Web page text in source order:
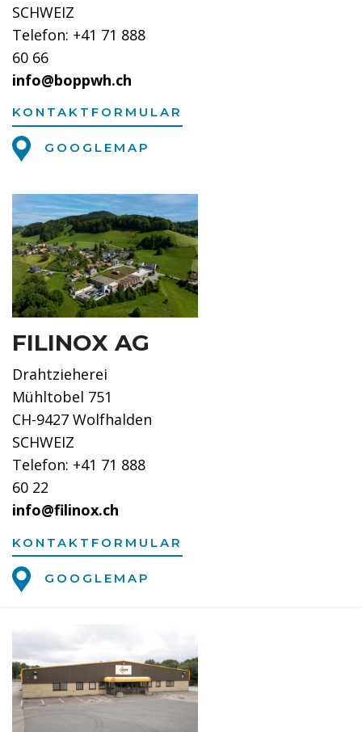
SCHWEIZ
Telefon: +41 71 888
60 66
info@boppwh.ch
KONTAKTFORMULAR
GOOGLEMAP
FILINOX AG
Drahtzieherei
Mühltobel 751
CH-9427 Wolfhalden
SCHWEIZ
Telefon: +41 71 888
60 22
info@filinox.ch
KONTAKTFORMULAR
GOOGLEMAP